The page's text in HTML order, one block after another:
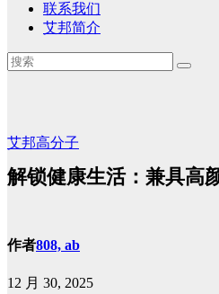
联系我们
艾邦简介
艾邦高分子
解锁健康生活：兼具高
作者808, ab
12 月 30, 2025